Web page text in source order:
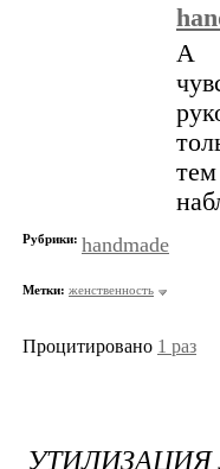
А
Рубрики: handmade
Метки: женственность
Процитировано 1 раз